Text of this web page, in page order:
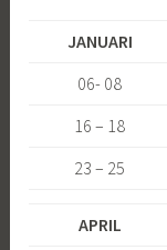
JANUARI
06- 08
16 – 18
23 – 25
APRIL